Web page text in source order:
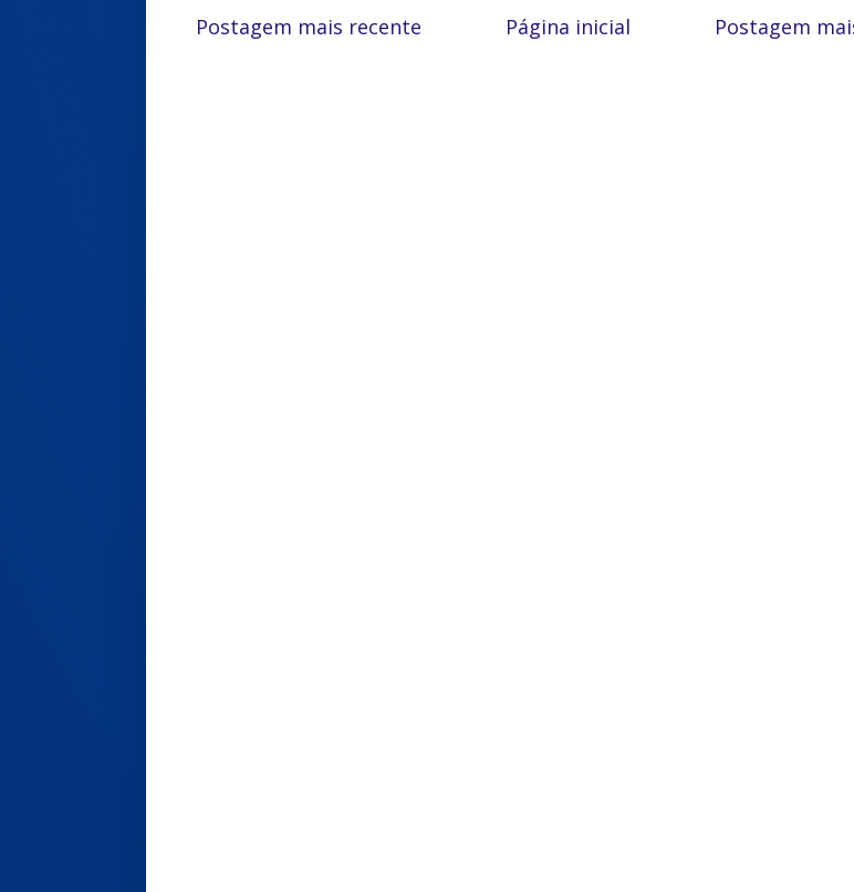
Postagem mais recente Postagem
Página inicial